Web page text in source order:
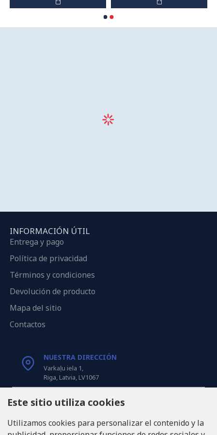
INFORMACIÓN ÚTIL
Entrega y pago
Política de privacidad
Términos y condiciones
Devolución de producto
Mapa del sitio
Contactos
NUESTRA DIRECCIÓN
Varkaļu iela 1,
Riga, Latvia, LV1067
LLÁMANOS
Este sitio utiliza cookies
Utilizamos cookies para personalizar el contenido y la